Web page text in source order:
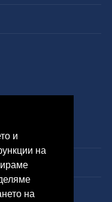
и
на
на